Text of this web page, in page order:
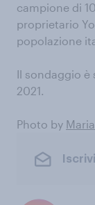
campione di
proprietario
popolazione
Il sondaggio
2021.
Photo by